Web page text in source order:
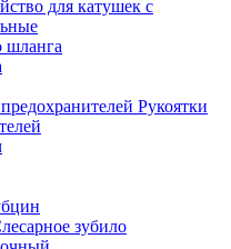
для катушек с
шланга
Рукоятки
зубило